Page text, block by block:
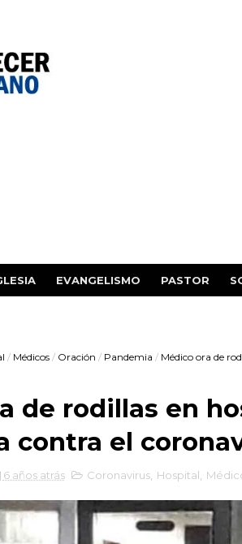
EVANGELISMO PASTOR
/ Médicos / Oración / Pandemia / Médico ora de
de rodillas en
contra el
6 años atrás Coronavirus, Hospital